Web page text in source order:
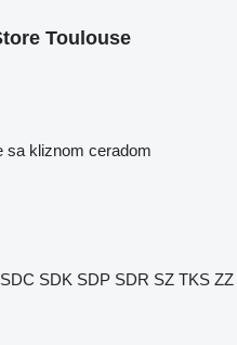
Toulouse
sa kliznom ceradom
SDC SDK SDP SDR SZ TKS ZZ